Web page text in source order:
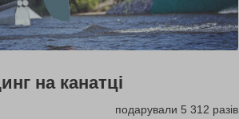
на канатці
подарували 5 312 разів